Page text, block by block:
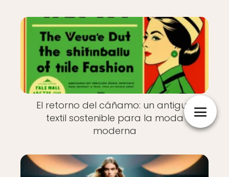
El retorno del cáñamo: un antiguo
textil sostenible para la moda
moderna